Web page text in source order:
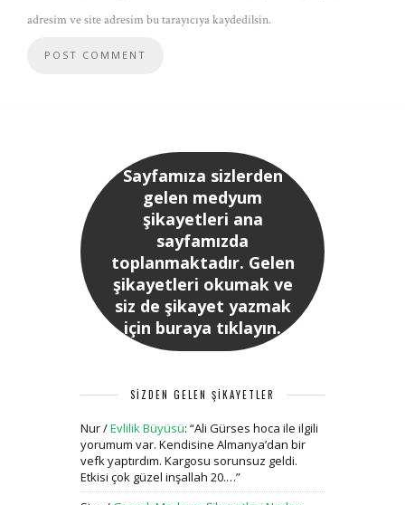
adresim ve site adresim bu tarayıcıya kaydedilsin.
Sayfamıza sizlerden
gelen medyum
şikayetleri ana
sayfamızda
toplanmaktadır. Gelen
şikayetleri okumak ve
siz de şikayet yazmak
için buraya tıklayın.
SİZDEN GELEN ŞİKAYETLER
Nur/Evlilik Büyüsü: “Ali Gürses hoca ile ilgili
yorumum var. Kendisine Almanya’dan bir
vefk yaptırdım. Kargosu sorunsuz geldi.
Etkisi çok güzel inşallah 20.…”